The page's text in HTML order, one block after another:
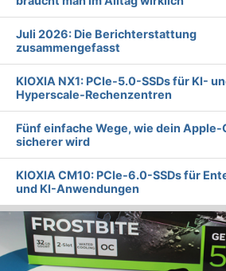
Juli 2026: Die Bericht­erstattung
zusammengefasst
KIOXIA NX1: PCIe-5.0-SSDs für KI-
Hyperscale-Rechenzentren
Fünf einfache Wege, wie dein Apple-
sicherer wird
KIOXIA CM10: PCIe-6.0-SSDs für
und KI-Anwendungen